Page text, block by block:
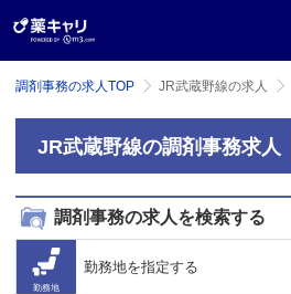
調剤事務の求人TOP JR武蔵野線の求人
JR武蔵野線の調剤事務求人
調剤事務の求人を検索する
勤務地
勤務地を指定する